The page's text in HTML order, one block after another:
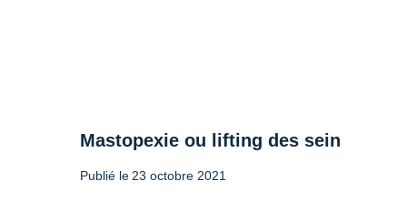
Mastopexie ou lifting des seins :
Publié le 23 octobre 2021